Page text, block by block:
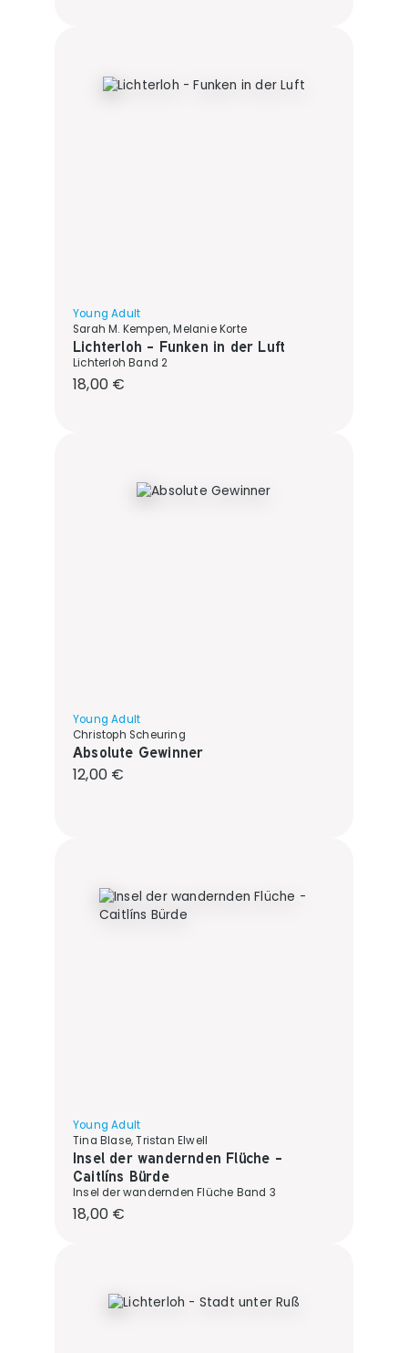
Young Adult
Sarah M. Kempen, Melanie Korte
Lichterloh - Funken in der Luft
Lichterloh Band 2
Regulärer Preis:
18,00 €
Young Adult
Christoph Scheuring
Absolute Gewinner
Regulärer Preis:
12,00 €
Young Adult
Tina Blase, Tristan Elwell
Insel der wandernden Flüche -
Caitlíns Bürde
Insel der wandernden Flüche Band 3
Regulärer Preis:
18,00 €